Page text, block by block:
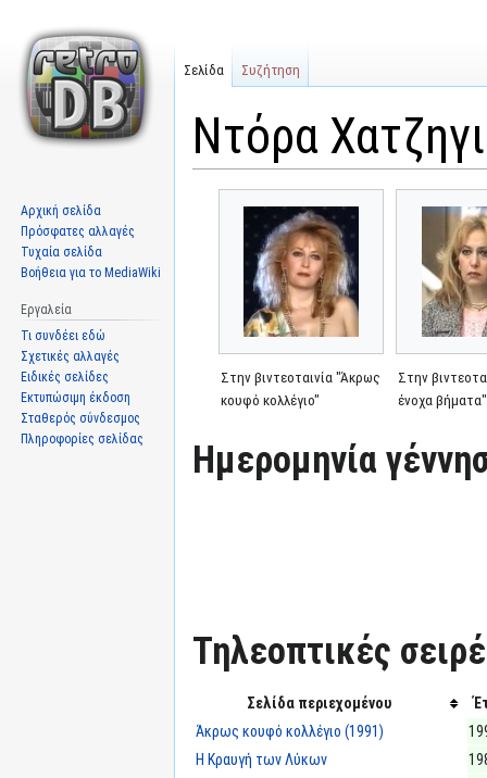
Ντόρα
πλοήγηση
αναζήτηση
Στην βιντεοταινία "Άκρως
κουφό κολλέγιο"
Στην
ένοχα βήματα"
Ημερομηνία
Τηλεοπτικές
Σελίδα περιεχομένου
Άκρως κουφό κολλέγιο (1991)
Η Κραυγή των Λύκων
Σελίδα Συζήτηση
Αρχική σελίδα
Πρόσφατες αλλαγές
Τυχαία σελίδα
Βοήθεια για το MediaWiki
Εργαλεία
Τι συνδέει εδώ
Σχετικές αλλαγές
Ειδικές σελίδες
Εκτυπώσιμη έκδοση
Σταθερός σύνδεσμος
Πληροφορίες σελίδας